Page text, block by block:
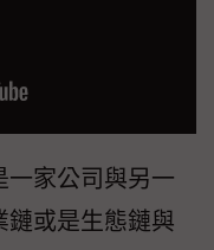
一家公司與另一
鏈或是生態鏈與